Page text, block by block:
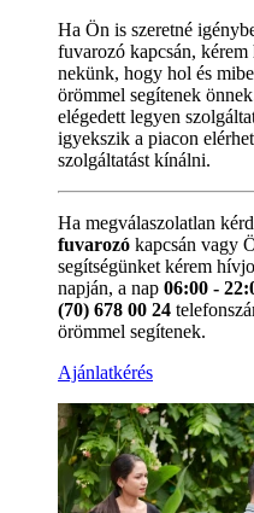
Ha Ön is szeretné
fuvarozó kapcsán,
nekünk, hogy hol és
örömmel segítenek
elégedett legyen
igyekszik a piacon
szolgáltatást kínálni.
Ha megválaszolatlan
fuvarozó kapcsán vagy
segítségünket kérem
napján, a nap 06:00 -
(70) 678 00 24
örömmel segítenek.
Ajánlatkérés